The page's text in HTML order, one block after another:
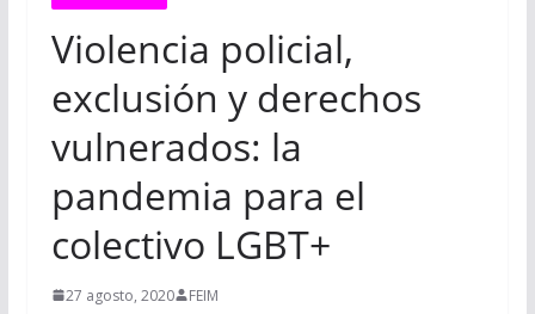
Violencia policial,
exclusión y derechos
vulnerados: la
pandemia para el
colectivo LGBT+
27 agosto, 2020 FEIM